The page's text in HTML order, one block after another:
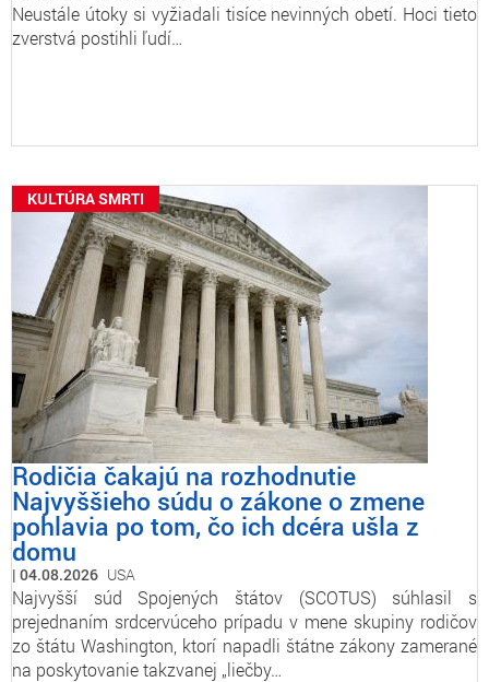
Neustále útoky si vyžiadali tisíce nevinných obetí. Hoci tieto
zverstvá postihli ľudí…
KULTÚRA SMRTI
Rodičia čakajú na rozhodnutie
Najvyššieho súdu o zákone o zmene
pohlavia po tom, čo ich dcéra ušla z
domu
04.08.2026 USA
Najvyšší súd Spojených štátov (SCOTUS) súhlasil s
prejednaním srdcervúceho prípadu v mene skupiny rodičov
zo štátu Washington, ktorí napadli štátne zákony zamerané
na poskytovanie takzvanej „liečby…